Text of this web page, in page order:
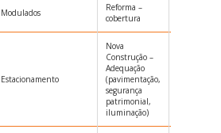
Modulados
Reforma –
cobertura
Estacionamento
Nova
Construção –
Adequação
(pavimentação,
segurança
patrimonial,
iluminação)